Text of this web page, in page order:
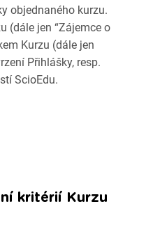
objednaného kurzu.
(dále jen “Zájemce o
Kurzu (dále jen
Přihlášky, resp.
ScioEdu.
kritérií Kurzu